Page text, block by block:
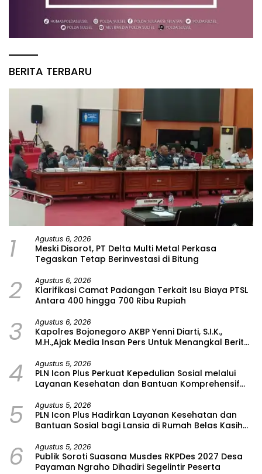
BERITA TERBARU
1 Agustus 6, 2026
Meski Disorot, PT Delta Multi Metal Perkasa
Tegaskan Tetap Berinvestasi di Bitung
2 Agustus 6, 2026
Klarifikasi Camat Padangan Terkait Isu Biaya PTSL
Antara 400 hingga 700 Ribu Rupiah
3 Agustus 6, 2026
Kapolres Bojonegoro AKBP Yenni Diarti, S.I.K.,
M.H.,Ajak Media Insan Pers Untuk Menangkal Berita
4 Agustus 5, 2026
PLN Icon Plus Perkuat Kepedulian Sosial melalui
Layanan Kesehatan dan Bantuan Komprehensif
5 Agustus 5, 2026
PLN Icon Plus Hadirkan Layanan Kesehatan dan
Bantuan Sosial bagi Lansia di Rumah Belas Kasih
6 Agustus 5, 2026
Publik Soroti Suasana Musdes RKPDes 2027 Desa
Payaman Ngraho Dihadiri Segelintir Peserta